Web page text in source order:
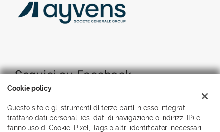
Seguici su Facebook
Cookie policy
Questo sito e gli strumenti di terze parti in esso integrati
trattano dati personali (es. dati di navigazione o indirizzi IP) e
fanno uso di Cookie, Pixel, Tags o altri identificatori necessari